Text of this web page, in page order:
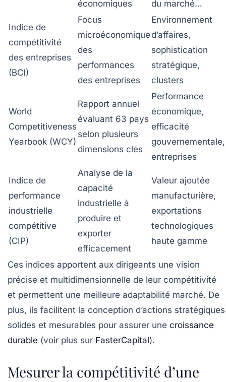
économiques du marché…
Indice de
compétitivité
des entreprises
(BCI)
Focus
microéconomique
des
performances
des entreprises
Environnement
d’affaires,
sophistication
stratégique,
clusters
World
Competitiveness
Yearbook (WCY)
Rapport annuel
évaluant 63 pays
selon plusieurs
dimensions clés
Performance
économique,
efficacité
gouvernementale,
entreprises
Indice de
performance
industrielle
compétitive
(CIP)
Analyse de la
capacité
industrielle à
produire et
exporter
efficacement
Valeur ajoutée
manufacturière,
exportations
technologiques
haute gamme
Ces indices apportent aux dirigeants une vision
précise et multidimensionnelle de leur compétitivité
et permettent une meilleure adaptabilité marché. De
plus, ils facilitent la conception d’actions stratégiques
solides et mesurables pour assurer une croissance
durable (voir plus sur FasterCapital).
Mesurer la compétitivité d’une